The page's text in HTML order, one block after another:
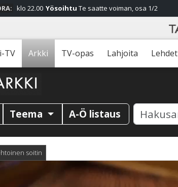
klo 22.00 Yösoihtu Te saatte voiman, osa 1/2
TV Arkki TV-opas Lahjoita Lehdet
Teema A-Ö listaus
soitin